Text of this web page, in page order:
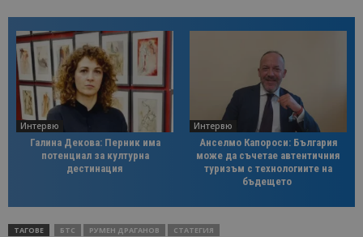
Интервю
Галина Декова: Перник има
потенциал за културна
дестинация
Интервю
Анселмо Капороси: България
може да съчетае автентичния
туризъм с технологиите на
бъдещето
ТАГОВЕ БТС РУМЕН ДРАГАНОВ СТАТЕГИЯ